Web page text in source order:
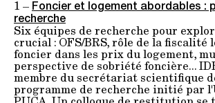
1 – Foncier et logement abordables :
recherche
Six équipes de recherche pour
crucial : OFS/BRS, rôle de la fiscalité
foncier dans les prix du logement,
perspective de sobriété foncière...
membre du secrétariat scientifique
programme de recherche initié par